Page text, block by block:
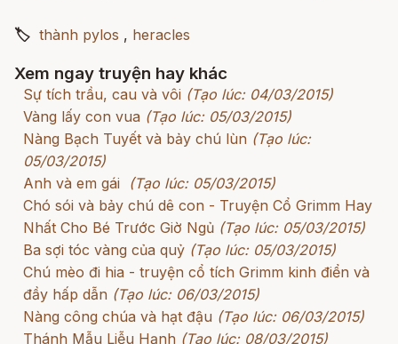
🏷 thành pylos , heracles
Xem ngay truyện hay khác
Sự tích trầu, cau và vôi (Tạo lúc: 04/03/2015)
Vàng lấy con vua (Tạo lúc: 05/03/2015)
Nàng Bạch Tuyết và bảy chú lùn (Tạo lúc:
05/03/2015)
Anh và em gái
(Tạo lúc: 05/03/2015)
Chó sói và bảy chú dê con - Truyện Cổ Grimm Hay
Nhất Cho Bé Trước Giờ Ngủ (Tạo lúc: 05/03/2015)
Ba sợi tóc vàng của quỷ (Tạo lúc: 05/03/2015)
Chú mèo đi hia - truyện cổ tích Grimm kinh điển và
đầy hấp dẫn (Tạo lúc: 06/03/2015)
Nàng công chúa và hạt đậu (Tạo lúc: 06/03/2015)
Thánh Mẫu Liễu Hạnh (Tạo lúc: 08/03/2015)